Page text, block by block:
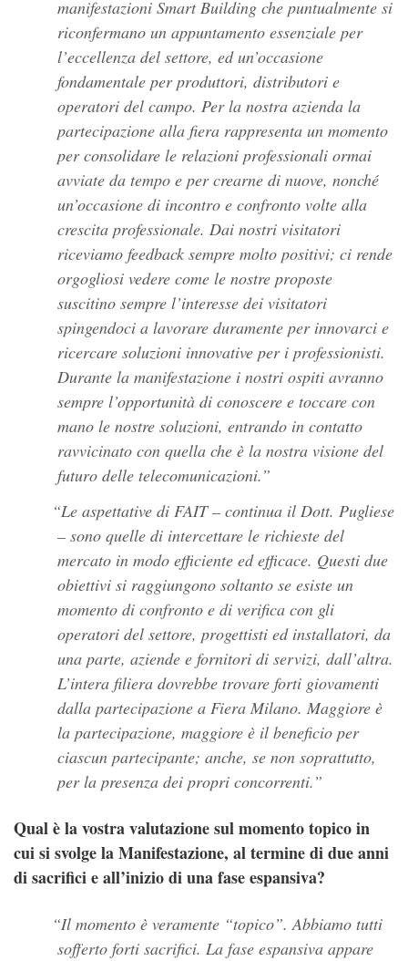
manifestazioni Smart Building che puntualmente si
riconfermano un appuntamento essenziale per
l’eccellenza del settore, ed un’occasione
fondamentale per produttori, distributori e
operatori del campo. Per la nostra azienda la
partecipazione alla fiera rappresenta un momento
per consolidare le relazioni professionali ormai
avviate da tempo e per crearne di nuove, nonché
un’occasione di incontro e confronto volte alla
crescita professionale. Dai nostri visitatori
riceviamo feedback sempre molto positivi; ci rende
orgogliosi vedere come le nostre proposte
suscitino sempre l’interesse dei visitatori
spingendoci a lavorare duramente per innovarci e
ricercare soluzioni innovative per i professionisti.
Durante la manifestazione i nostri ospiti avranno
sempre l’opportunità di conoscere e toccare con
mano le nostre soluzioni, entrando in contatto
ravvicinato con quella che è la nostra visione del
futuro delle telecomunicazioni.
Le aspettative di FAIT – continua il Dott. Pugliese
– sono quelle di intercettare le richieste del
mercato in modo efficiente ed efficace. Questi due
obiettivi si raggiungono soltanto se esiste un
momento di confronto e di verifica con gli
operatori del settore, progettisti ed installatori, da
una parte, aziende e fornitori di servizi, dall’altra.
L’intera filiera dovrebbe trovare forti giovamenti
dalla partecipazione a Fiera Milano. Maggiore è
la partecipazione, maggiore è il beneficio per
ciascun partecipante; anche, se non soprattutto,
per la presenza dei propri concorrenti.
Qual è la vostra valutazione sul momento topico in
cui si svolge la Manifestazione, al termine di due anni
di sacrifici e all’inizio di una fase espansiva?
Il momento è veramente “topico”. Abbiamo tutti
sofferto forti sacrifici. La fase espansiva appare